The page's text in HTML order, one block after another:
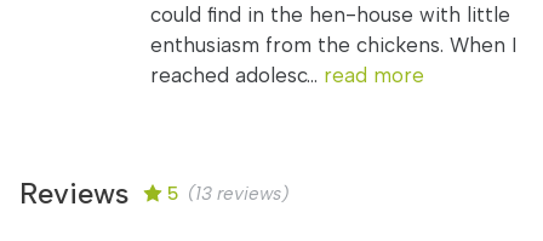
could find in the hen-house with little
enthusiasm from the chickens. When I
reached adolesc... read more
Reviews 5 (13 reviews)